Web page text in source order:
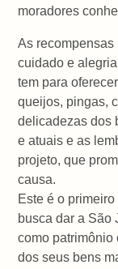
moradores
As recompensas
cuidado e
tem para
queijos, pingas,
delicadezas dos
e atuais e as
projeto, que
causa.
Este é o
busca dar a São
como patrimônio
dos seus bens